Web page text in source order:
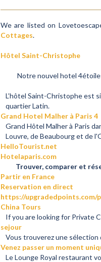
We are listed on
Cottages.
Hôtel Saint-Christophe
Notre nouvel hotel
L’hôtel Saint-Christophe est
quartier Latin.
Grand Hotel Malher à Paris 4
Grand Hôtel Malher à Paris
Louvre, de Beaubourg et de
HelloTourist.net
Hotelaparis.com
Trouver, comparer et
Partir en France
Reservation en direct
https://upgradedpoints.com/
China Tours
If you are looking for Private
sejour
Vous trouverez une sélection
Venez passer un moment
Le Lounge Royal restaurant